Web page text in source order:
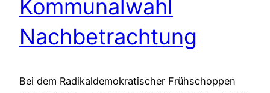
Kommunalwahl
Nachbetrachtung
Bei dem Radikaldemokratischer Frühschoppen